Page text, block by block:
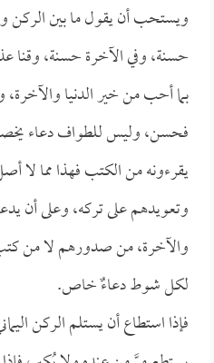
ويستحب أن يقول ما بين الركن
حسنة، وفي الآخرة حسنة، وقنا
بما أحب من خير الدنيا والآخرة،
فحسن، وليس للطواف دعاء
يقرءونه من الكتب فهذا مما لا
وتعويدهم على تركه، وعلى أن
والآخرة، من صدورهم لا من
لكل شوط دعاءٌ خاص.
فإذا استطاع أن يستلم الركن